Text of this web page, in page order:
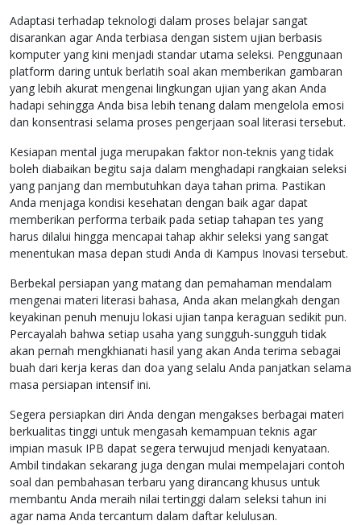
Adaptasi terhadap teknologi dalam proses belajar sangat
disarankan agar Anda terbiasa dengan sistem ujian berbasis
komputer yang kini menjadi standar utama seleksi. Penggunaan
platform daring untuk berlatih soal akan memberikan gambaran
yang lebih akurat mengenai lingkungan ujian yang akan Anda
hadapi sehingga Anda bisa lebih tenang dalam mengelola emosi
dan konsentrasi selama proses pengerjaan soal literasi tersebut.
Kesiapan mental juga merupakan faktor non-teknis yang tidak
boleh diabaikan begitu saja dalam menghadapi rangkaian seleksi
yang panjang dan membutuhkan daya tahan prima. Pastikan
Anda menjaga kondisi kesehatan dengan baik agar dapat
memberikan performa terbaik pada setiap tahapan tes yang
harus dilalui hingga mencapai tahap akhir seleksi yang sangat
menentukan masa depan studi Anda di Kampus Inovasi tersebut.
Berbekal persiapan yang matang dan pemahaman mendalam
mengenai materi literasi bahasa, Anda akan melangkah dengan
keyakinan penuh menuju lokasi ujian tanpa keraguan sedikit pun.
Percayalah bahwa setiap usaha yang sungguh-sungguh tidak
akan pernah mengkhianati hasil yang akan Anda terima sebagai
buah dari kerja keras dan doa yang selalu Anda panjatkan selama
masa persiapan intensif ini.
Segera persiapkan diri Anda dengan mengakses berbagai materi
berkualitas tinggi untuk mengasah kemampuan teknis agar
impian masuk IPB dapat segera terwujud menjadi kenyataan.
Ambil tindakan sekarang juga dengan mulai mempelajari contoh
soal dan pembahasan terbaru yang dirancang khusus untuk
membantu Anda meraih nilai tertinggi dalam seleksi tahun ini
agar nama Anda tercantum dalam daftar kelulusan.